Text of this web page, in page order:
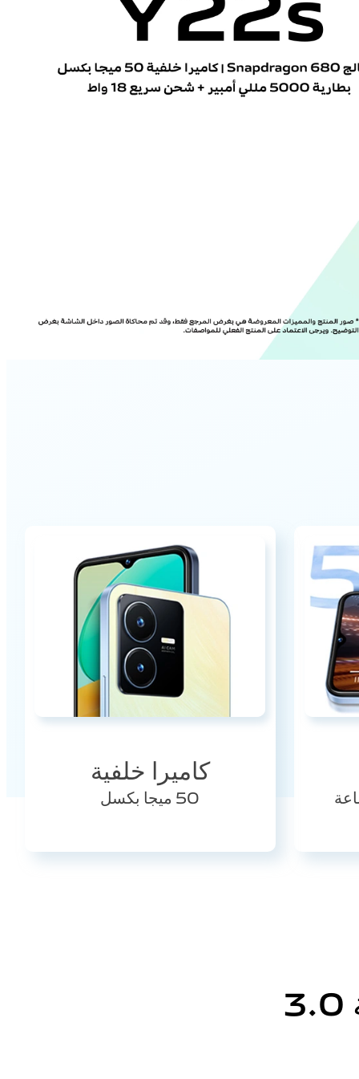
كاميرا خلفية
50 ميجا بكسل